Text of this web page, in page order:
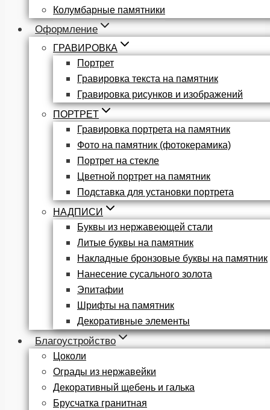
Колумбарные памятники
Оформление
ГРАВИРОВКА
Портрет
Гравировка текста на памятник
Гравировка рисунков и изображений
ПОРТРЕТ
Гравировка портрета на памятник
Фото на памятник (фотокерамика)
Портрет на стекле
Цветной портрет на памятник
Подставка для установки портрета
НАДПИСИ
Буквы из нержавеющей стали
Литые буквы на памятник
Накладные бронзовые буквы на памятник
Нанесение сусального золота
Эпитафии
Шрифты на памятник
Декоративные элементы
Благоустройство
Цоколи
Ограды из нержавейки
Декоративный щебень и галька
Брусчатка гранитная